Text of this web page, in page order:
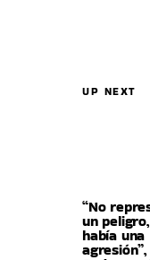
UP NEXT
“No
un
había una